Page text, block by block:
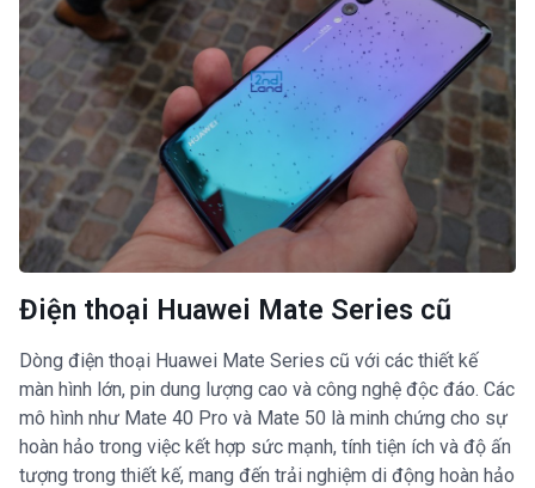
Điện thoại Huawei Mate Series cũ
Dòng điện thoại Huawei Mate Series cũ với các thiết kế
màn hình lớn, pin dung lượng cao và công nghệ độc đáo. Các
mô hình như Mate 40 Pro và Mate 50 là minh chứng cho sự
hoàn hảo trong việc kết hợp sức mạnh, tính tiện ích và độ ấn
tượng trong thiết kế, mang đến trải nghiệm di động hoàn hảo